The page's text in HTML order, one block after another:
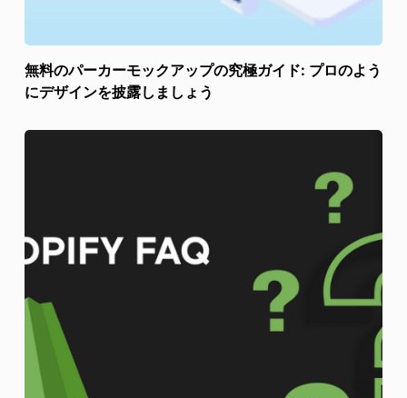
無料のパーカーモックアップの究極ガイド: プロのよう
にデザインを披露しましょう